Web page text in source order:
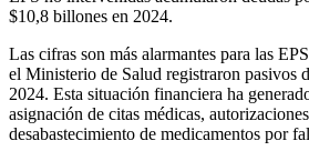
$10,8 billones en 2024.
Las cifras son más alarmantes para las
el Ministerio de Salud registraron pasivos
2024. Esta situación financiera ha
asignación de citas médicas,
desabastecimiento de medicamentos por